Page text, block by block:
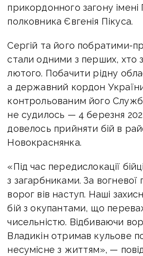
прикордонного загону імені
полковника Євгенія Пікуса.
Сергій та його побратими-
стали одними з перших, хто
лютого. Побачити рідну
а державний кордон
контрольованим його
не судилось — 4 березня
довелось прийняти бій в
Новокраснянка.
«Під час передислокації
з загарбниками. За
ворог вів наступ. Наші
бій з окупантами, що
чисельністю. Відбиваючи
Владикін отримав кульове
несумісне з життям», —